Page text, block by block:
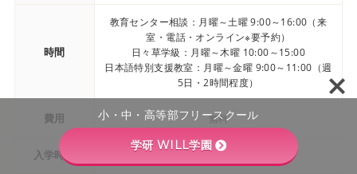
時間
教育センター相談：月曜～土曜 9:00～16:00（来
室・電話・オンライン※要予約）
日々草学級：月曜～木曜 10:00～15:00
日本語特別支援教室：月曜～金曜 9:00～11:00（週
5日・2時間程度）
費用 無料
入学時期 随時
小・中・高等部フリースクール
学研 WILL学園